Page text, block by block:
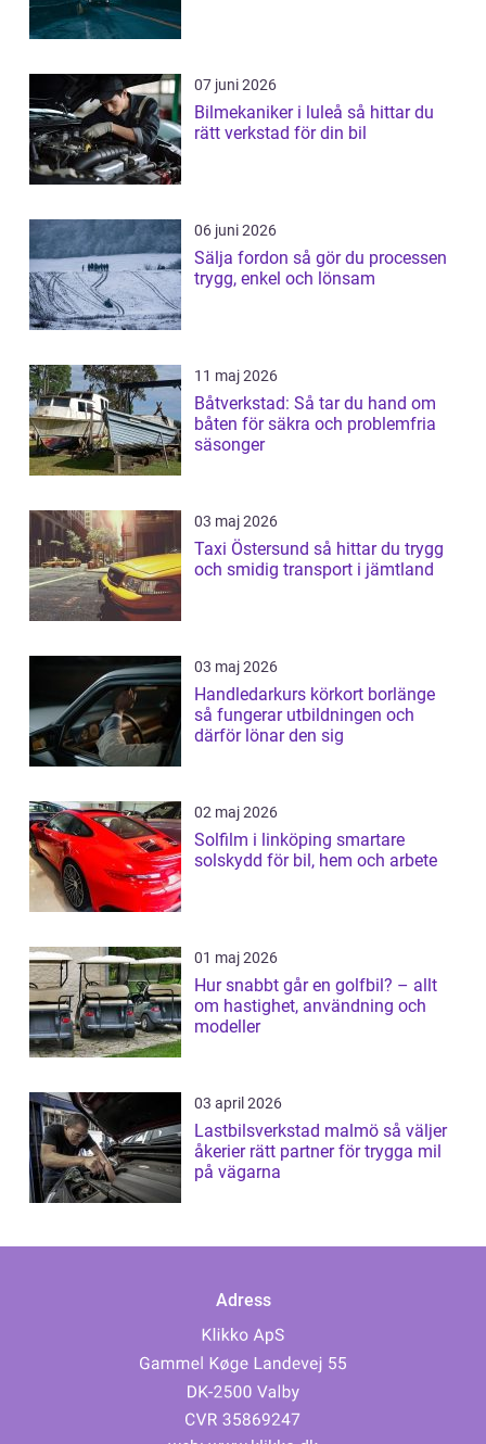
07 juni 2026
Bilmekaniker i luleå så hittar du
rätt verkstad för din bil
06 juni 2026
Sälja fordon så gör du processen
trygg, enkel och lönsam
11 maj 2026
Båtverkstad: Så tar du hand om
båten för säkra och problemfria
säsonger
03 maj 2026
Taxi Östersund så hittar du trygg
och smidig transport i jämtland
03 maj 2026
Handledarkurs körkort borlänge
så fungerar utbildningen och
därför lönar den sig
02 maj 2026
Solfilm i linköping smartare
solskydd för bil, hem och arbete
01 maj 2026
Hur snabbt går en golfbil? – allt
om hastighet, användning och
modeller
03 april 2026
Lastbilsverkstad malmö så väljer
åkerier rätt partner för trygga mil
på vägarna
Adress